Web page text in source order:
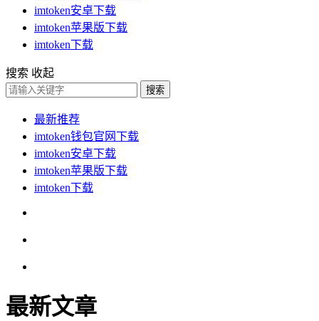
imtoken安卓下载
imtoken苹果版下载
imtoken下载
搜索 收起
搜索
最新推荐
imtoken钱包官网下载
imtoken安卓下载
imtoken苹果版下载
imtoken下载
最新文章